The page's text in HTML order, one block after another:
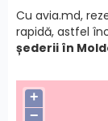
Cu avia.md,
rapidă, astfel
șederii în
+
−